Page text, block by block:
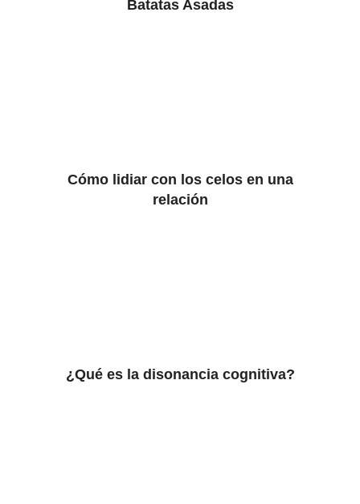
Batatas Asadas
Cómo lidiar con los celos en una
relación
¿Qué es la disonancia cognitiva?